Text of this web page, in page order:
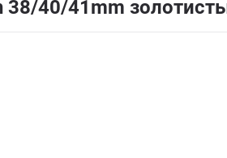
38/40/41mm